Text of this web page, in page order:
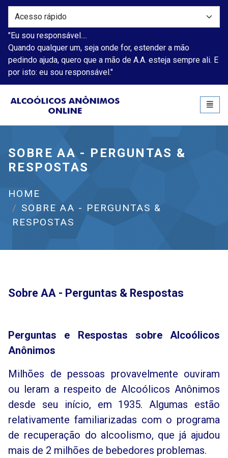
"Eu sou responsável....
Quando qualquer um, seja onde for, estender a mão
pedindo ajuda, quero que a mão de A.A. esteja sempre ali. E
por isto: eu sou responsável."
Alcoólicos AnônimosToggle
SOBRE AA - PERGUNTAS &
RESPOSTAS
HOME
SOBRE AA - PERGUNTAS &
RESPOSTAS
Sobre AA - Perguntas & Respostas
Perguntas e Respostas sobre Alcoólicos
Anônimos
Milhões de pessoas provavelmente ouviram
ou leram a respeito de Alcoólicos Anônimos
desde seu início, em 1935. Algumas estão
relativamente familiarizadas com o programa
de recuperação do alcoolismo, que já ajudou
mais de 2 milhões de bebedores problemas.